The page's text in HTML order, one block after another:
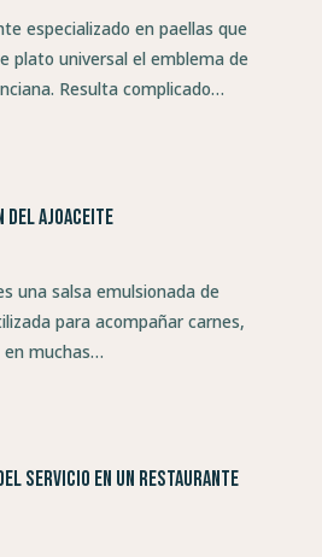
especializado en paellas que
plato universal el emblema de
Resulta complicado…
del ajoaceite
una salsa emulsionada de
para acompañar carnes,
muchas…
servicio en un restaurante